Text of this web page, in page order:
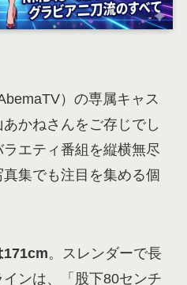
）の専属キャス
かねさんをご存じでし
エティ番組を縦横無尽
集でも注目を集める個
171cm。スレンダーで長
ンは、「股下80センチ